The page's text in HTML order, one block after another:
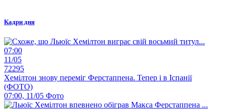
Кадри дня
07:00
11/05
72295
Хемілтон знову переміг Ферстаппена. Тепер і в Іспанії
(ФОТО)
07:00, 11/05 Фото